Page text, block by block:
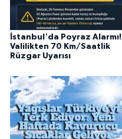
İstanbul'da Poyraz Alarmı!
Valilikten 70 Km/Saatlik
Rüzgar Uyarısı